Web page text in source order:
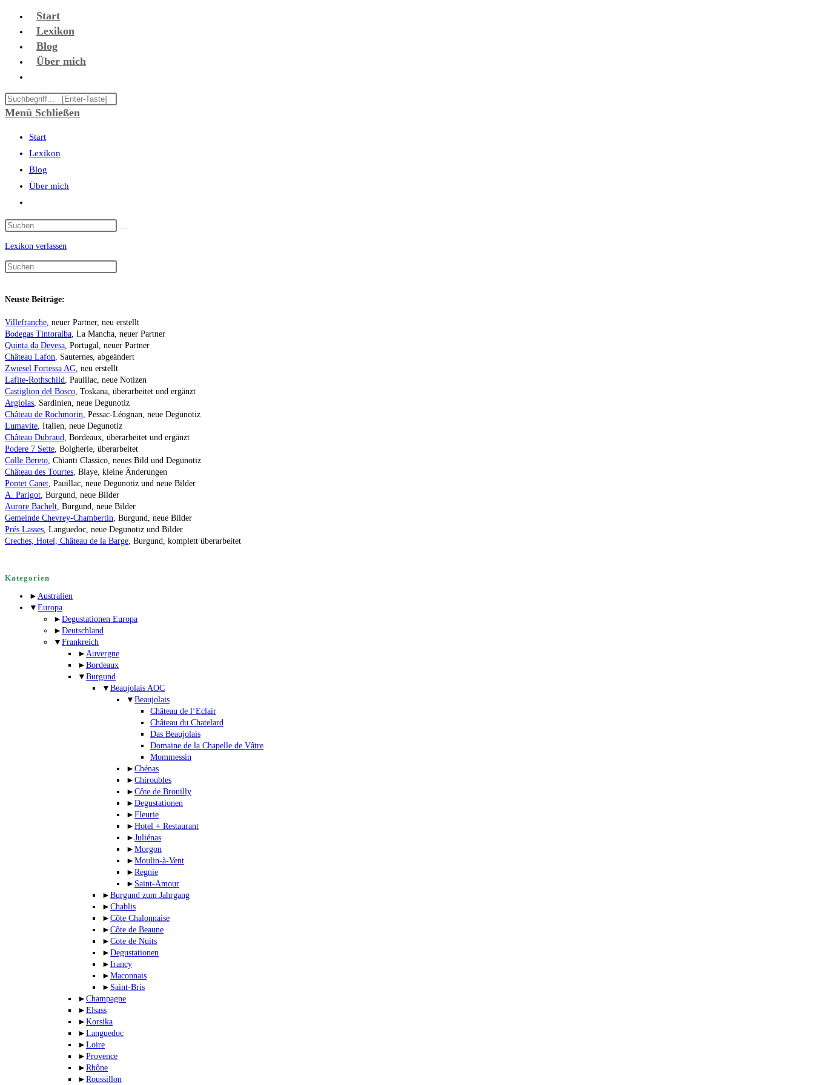
Zum
Start
Lexikon
Blog
Über mich
Suche
umschalten
Diese
Website
Menü Schließen
Start
Lexikon
Blog
Über mich
Suche
umschalten
Lexikon verlassen
Neuste Beiträge:
Villefranche, neuer Partner, neu erstellt
Bodegas Tintoralba, La Mancha, neuer Partner
Quinta da Devesa, Portugal, neuer Partner
Château Lafon, Sauternes, abgeändert
Zwiesel Fortessa AG, neu erstellt
Lafite-Rothschild, Pauillac, neue Notizen
Castiglion del Bosco, Toskana, überarbeitet und ergänzt
Argiolas, Sardinien, neue Degunotiz
Château de Rochmorin, Pessac-Léognan, neue Degunotiz
Lumavite, Italien, neue Degunotiz
Château Dubraud, Bordeaux, überarbeitet und ergänzt
Podere 7 Sette, Bolgherie, überarbeitet
Colle Bereto, Chianti Classico, neues Bild und Degunotiz
Château des Tourtes, Blaye, kleine Änderungen
Pontet Canet, Pauillac, neue Degunotiz und neue Bilder
A. Parigot, Burgund, neue Bilder
Aurore Bachelt, Burgund, neue Bilder
Gemeinde Chevrey-Chambertin, Burgund, neue Bilder
Prés Lasses, Languedoc, neue Degunotiz und Bilder
Creches, Hotel, Château de la Barge, Burgund, komplett überarbeitet
Kategorien
► Australien
▼ Europa
► Degustationen Europa
► Deutschland
▼ Frankreich
► Auvergne
► Bordeaux
▼ Burgund
▼ Beaujolais AOC
▼ Beaujolais
Château de l‘Eclair
Château du Chatelard
Das Beaujolais
Domaine de la Chapelle de Vâtre
Mommessin
► Chénas
► Chiroubles
► Côte de Brouilly
► Degustationen
► Fleurie
► Hotel + Restaurant
► Juliénas
► Morgon
► Moulin-à-Vent
► Regnie
► Saint-Amour
► Burgund zum Jahrgang
► Chablis
► Côte Chalonnaise
► Côte de Beaune
► Cote de Nuits
► Degustationen
► Irancy
► Maconnais
► Saint-Bris
► Champagne
► Elsass
► Korsika
► Languedoc
► Loire
► Provence
► Rhône
► Roussillon